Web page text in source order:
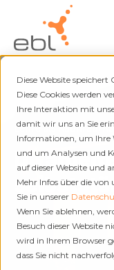
Diese Website
Diese Cookies werden
Ihre Interaktion mit
damit wir uns an Sie
Informationen, um Ihre
und um Analysen und
auf dieser Website und
Mehr Infos über die von
Sie in unserer
Wenn Sie ablehnen,
Besuch dieser Website
wird in Ihrem Browser
dass Sie nicht
Lehre als Kauffrau/
Du